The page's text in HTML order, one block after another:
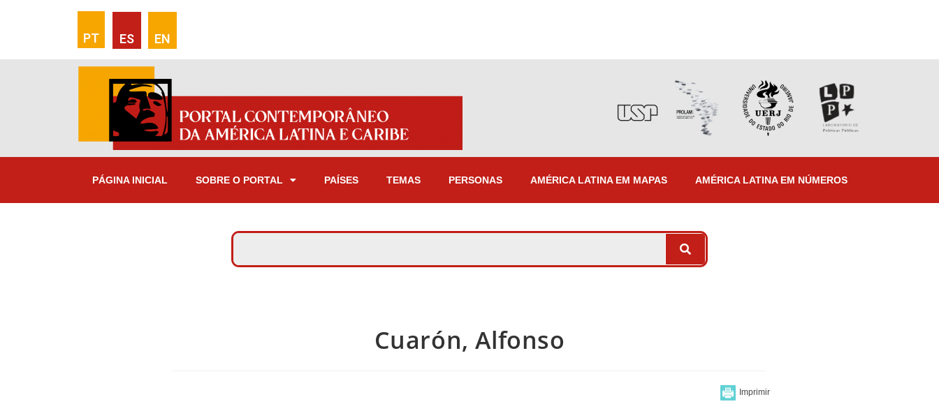
PT ES EN
PÁGINA INICIAL SOBRE O PORTAL PAÍSES TEMAS PERSONAS AMÉRICA LATINA EM MAPAS AMÉRICA LATINA EM NÚMEROS
Cuarón, Alfonso